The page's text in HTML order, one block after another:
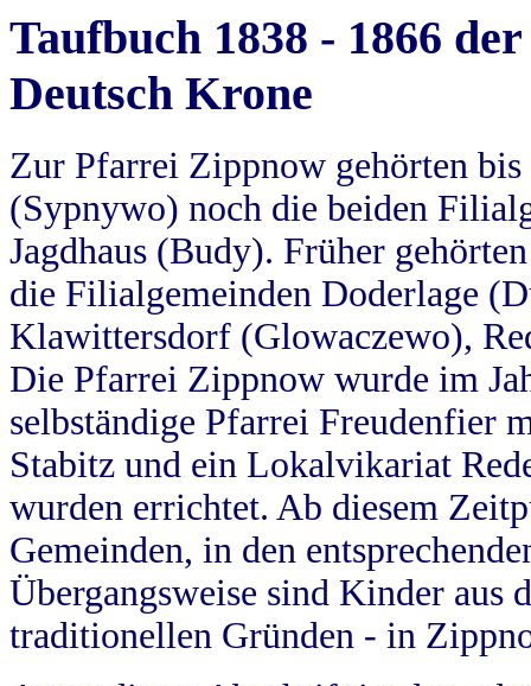
Taufbuch 1838 - 1866
Deutsch Krone
Zur Pfarrei Zippnow gehörten
(Sypnywo) noch die beiden
Jagdhaus (Budy). Früher
die Filialgemeinden Doderlage
Klawittersdorf (Glowaczewo),
Die Pfarrei Zippnow wurde im
selbständige Pfarrei Freudenfier
Stabitz und ein Lokalvikariat
wurden errichtet. Ab diesem
Gemeinden, in den
Übergangsweise sind Kinder aus
traditionellen Gründen - in